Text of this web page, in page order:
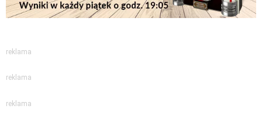
reklama
reklama
reklama